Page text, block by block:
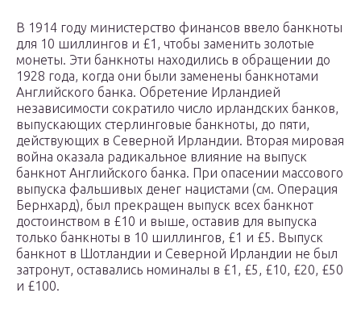
В 1914 году министерство финансов ввело банкноты
для 10 шиллингов и £1, чтобы заменить золотые
монеты. Эти банкноты находились в обращении до
1928 года, когда они были заменены банкнотами
Английского банка. Обретение Ирландией
независимости сократило число ирландских банков,
выпускающих стерлинговые банкноты, до пяти,
действующих в Северной Ирландии. Вторая мировая
война оказала радикальное влияние на выпуск
банкнот Английского банка. При опасении массового
выпуска фальшивых денег нацистами (см. Операция
Бернхард), был прекращен выпуск всех банкнот
достоинством в £10 и выше, оставив для выпуска
только банкноты в 10 шиллингов, £1 и £5. Выпуск
банкнот в Шотландии и Северной Ирландии не был
затронут, оставались номиналы в £1, £5, £10, £20, £50
и £100.